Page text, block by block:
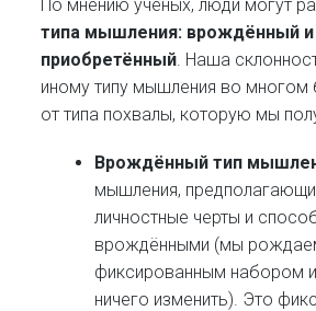
По мнению учёных, люди могут
типа мышления: врождённый и
приобретённый . Наша
иному типу мышления во многом
от типа похвалы, которую мы
Врождённый тип
мышления,
личностные черты и
врождёнными (мы
фиксированным набором
ничего изменить). Это